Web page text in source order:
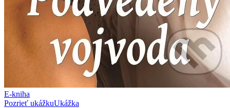
E-kniha
Pozrieť ukážkuUkážka